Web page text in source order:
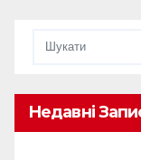
Недавні